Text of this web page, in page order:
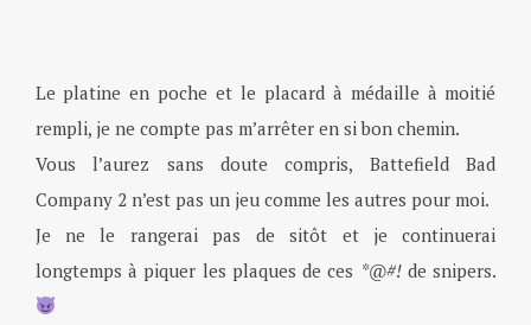
Le platine en poche et le placard à médaille à moitié
rempli, je ne compte pas m’arrêter en si bon chemin.
Vous l’aurez sans doute compris, Battefield Bad
Company 2 n’est pas un jeu comme les autres pour moi.
Je ne le rangerai pas de sitôt et je continuerai
longtemps à piquer les plaques de ces *@#!de snipers.